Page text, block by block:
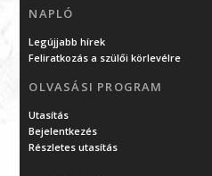
NAPLÓ
Legújjabb hírek
Feliratkozás a szülői körlevélre
OLVASÁSI PROGRAM
Utasítás
Bejelentkezés
Részletes utasítás